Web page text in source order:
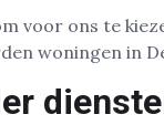
voor ons te
woningen in